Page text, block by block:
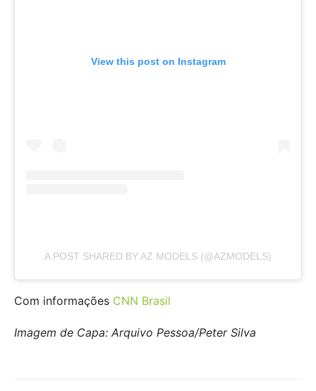
View this post on Instagram
A POST SHARED BY AZ MODELS (@AZMODELS)
Com informações CNN Brasil
Imagem de Capa: Arquivo Pessoa/Peter Silva